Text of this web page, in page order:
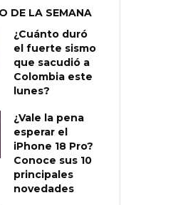
DE LA SEMANA
¿Cuánto duró
el fuerte sismo
que sacudió a
Colombia este
lunes?
¿Vale la pena
esperar el
iPhone 18 Pro?
Conoce sus 10
principales
novedades